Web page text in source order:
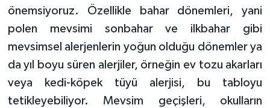
önemsiyoruz. Özellikle bahar dönemleri, yani
polen mevsimi sonbahar ve ilkbahar gibi
mevsimsel alerjenlerin yoğun olduğu dönemler ya
da yıl boyu süren alerjiler, örneğin ev tozu akarları
veya kedi-köpek tüyü alerjisi, bu tabloyu
tetikleyebiliyor. Mevsim geçişleri, okulların